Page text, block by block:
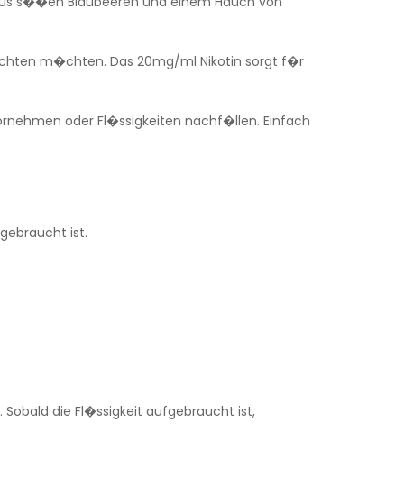
m�chten. Das 20mg/ml Nikotin sorgt f�r
oder Fl�ssigkeiten nachf�llen. Einfach
ist.
Sobald die Fl�ssigkeit aufgebraucht ist,